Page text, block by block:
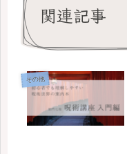
関連記事
その他